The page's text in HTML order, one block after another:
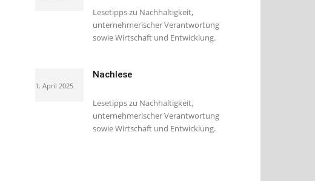
Lesetipps zu Nachhaltigkeit,
unternehmerischer Verantwortung
sowie Wirtschaft und Entwicklung.
Nachlese
1. April 2025
Lesetipps zu Nachhaltigkeit,
unternehmerischer Verantwortung
sowie Wirtschaft und Entwicklung.